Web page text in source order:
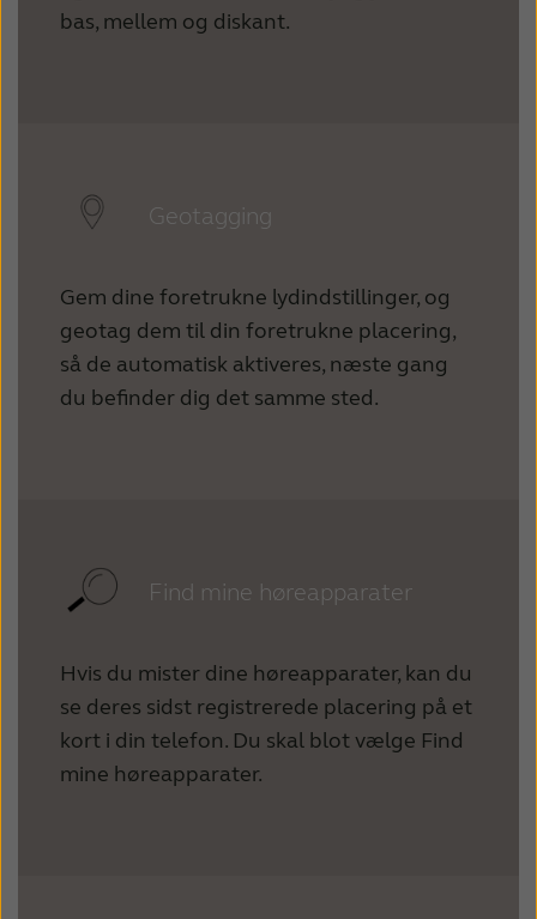
bas, mellem og diskant.
Geotagging
Gem dine foretrukne lydindstillinger, og
geotag dem til din foretrukne placering,
så de automatisk aktiveres, næste gang
du befinder dig det samme sted.
Find mine høreapparater
Hvis du mister dine høreapparater, kan du
se deres sidst registrerede placering på et
kort i din telefon. Du skal blot vælge Find
mine høreapparater.